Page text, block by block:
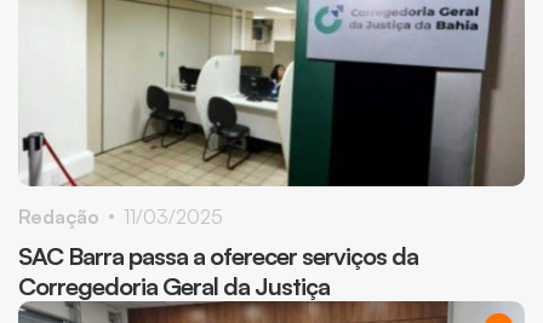
SAC Barra passa a oferecer serviços da
Corregedoria Geral da Justiça
Redação 11/03/2025